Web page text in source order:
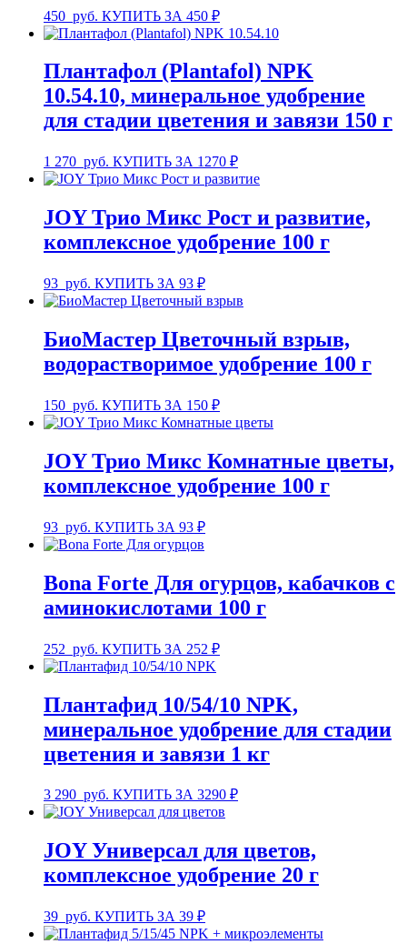
450 руб. КУПИТЬ ЗА 450 ₽
Плантафол (Plantafol) NPK
10.54.10, минеральное удобрение
для стадии цветения и завязи 150 г
1 270 руб. КУПИТЬ ЗА 1270 ₽
JOY Трио Микс Рост и развитие,
комплексное удобрение 100 г
93 руб. КУПИТЬ ЗА 93 ₽
БиоМастер Цветочный взрыв,
водорастворимое удобрение 100 г
150 руб. КУПИТЬ ЗА 150 ₽
JOY Трио Микс Комнатные цветы,
комплексное удобрение 100 г
93 руб. КУПИТЬ ЗА 93 ₽
Bona Forte Для огурцов, кабачков с
аминокислотами 100 г
252 руб. КУПИТЬ ЗА 252 ₽
Плантафид 10/54/10 NPK,
минеральное удобрение для стадии
цветения и завязи 1 кг
3 290 руб. КУПИТЬ ЗА 3290 ₽
JOY Универсал для цветов,
комплексное удобрение 20 г
39 руб. КУПИТЬ ЗА 39 ₽